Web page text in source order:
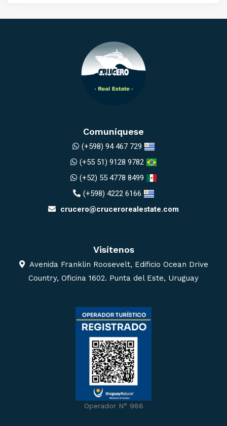
Comuníquese
(+598) 94 467 729
(+55 51) 9128 9782
(+52) 55 4778 8499
(+598) 4222 6166
crucero@crucerorealestate.com
Visítenos
Avenida Franklin Roosevelt, Edificio Ocean Drive
Country, Oficina 1602. Punta del Este, Uruguay
Operador N° 986